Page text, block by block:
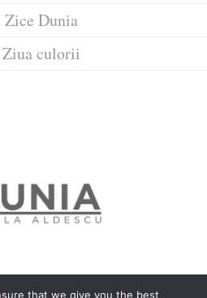
Zice Dunia
Ziua culorii
that we give you the best